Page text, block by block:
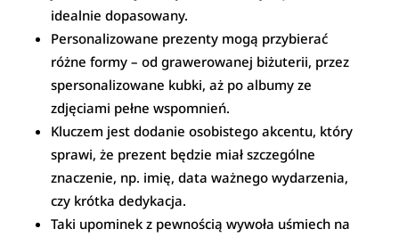
idealnie dopasowany.
Personalizowane prezenty mogą przybierać
różne formy – od grawerowanej biżuterii, przez
spersonalizowane kubki, aż po albumy ze
zdjęciami pełne wspomnień.
Kluczem jest dodanie osobistego akcentu, który
sprawi, że prezent będzie miał szczególne
znaczenie, np. imię, data ważnego wydarzenia,
czy krótka dedykacja.
Taki upominek z pewnością wywoła uśmiech na